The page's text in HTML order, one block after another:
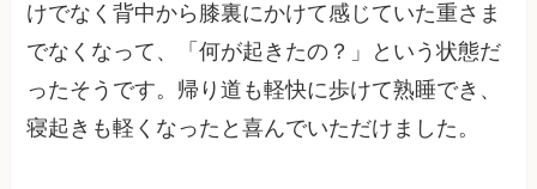
けでなく背中から膝裏にかけて感じていた重さま
でなくなって、「何が起きたの？」という状態だ
ったそうです。帰り道も軽快に歩けて熟睡でき、
寝起きも軽くなったと喜んでいただけました。